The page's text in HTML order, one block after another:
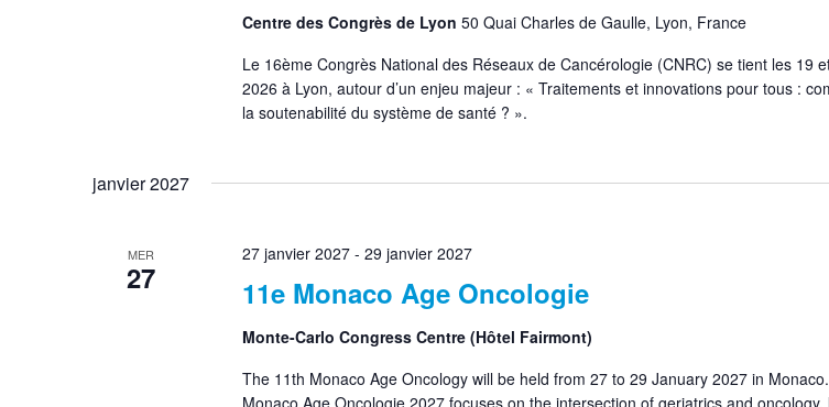
Centre des Congrès de Lyon 50 Quai Charles de Gaulle, Lyon, France
Le 16ème Congrès National des Réseaux de Cancérologie (CNRC) se tient les 19
2026 à Lyon, autour d’un enjeu majeur : « Traitements et innovations pour tous :
la soutenabilité du système de santé ? ».
janvier 2027
MER
27 11e Monaco Age Oncologie
27 janvier 2027- 29 janvier 2027
Monte-Carlo Congress Centre (Hôtel Fairmont)
The 11th Monaco Age Oncology will be held from 27 to 29 January 2027 in